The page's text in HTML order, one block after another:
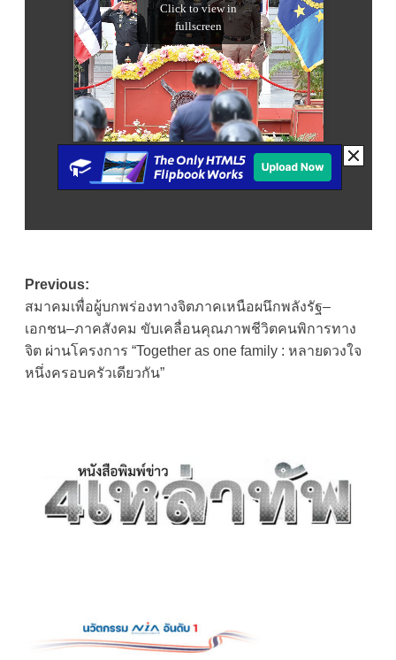
Post
navigation
Previous:
สมาคมเพื่อผู้บกพร่องทางจิตภาคเหนือผนึกพลังรัฐ–
เอกชน–ภาคสังคม ขับเคลื่อนคุณภาพชีวิตคนพิการทาง
จิต ผ่านโครงการ “Together as one family : หลายดวงใจ
หนึ่งครอบครัวเดียวกัน”